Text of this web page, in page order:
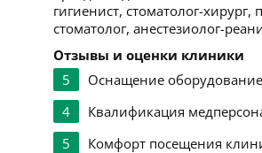
гигиенист, стоматолог-хирург,
стоматолог, анестезиолог-
Отзывы и оценки клиники
5
Оснащение
4
Квалификация
5
Комфорт посещения